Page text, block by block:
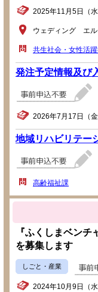
2025年11月5日（
ウェディング エル
共生社会・女性活
発注予定情報及び
2026年7月17日（
地域リハビリテー
高齢福祉課
『ふくしまベン
を募集します
しごと・産業
2024年10月9日（